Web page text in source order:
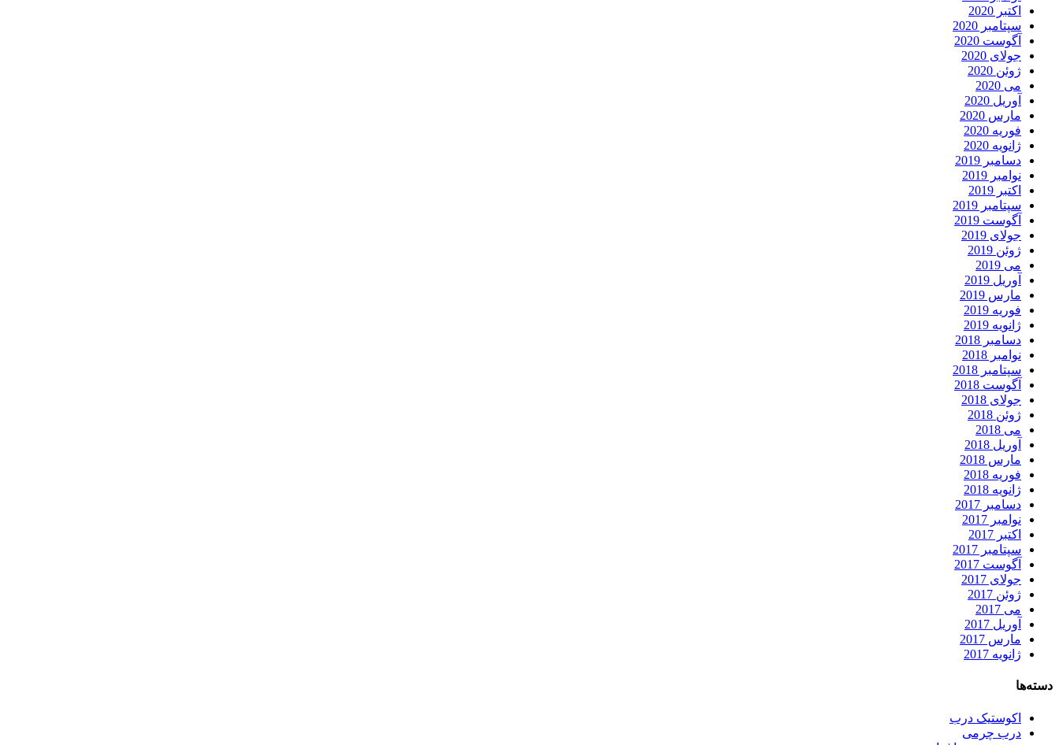
اکتبر 2020
سپتامبر 2020
آگوست 2020
جولای 2020
ژوئن 2020
می 2020
آوریل 2020
مارس 2020
فوریه 2020
ژانویه 2020
دسامبر 2019
نوامبر 2019
اکتبر 2019
سپتامبر 2019
آگوست 2019
جولای 2019
ژوئن 2019
می 2019
آوریل 2019
مارس 2019
فوریه 2019
ژانویه 2019
دسامبر 2018
نوامبر 2018
سپتامبر 2018
آگوست 2018
جولای 2018
ژوئن 2018
می 2018
آوریل 2018
مارس 2018
فوریه 2018
ژانویه 2018
دسامبر 2017
نوامبر 2017
اکتبر 2017
سپتامبر 2017
آگوست 2017
جولای 2017
ژوئن 2017
می 2017
آوریل 2017
مارس 2017
ژانویه 2017
دسته‌ها
اکوستیک درب
درب چرمی